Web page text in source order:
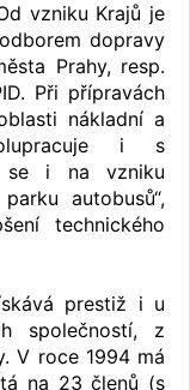
vzniku Krajů je
dopravy
Prahy, resp.
Při přípravách
nákladní a
i s
se i na vzniku
autobusů“,
technického
prestiž i u
společností, z
V roce 1994 má
na 23 členů (s